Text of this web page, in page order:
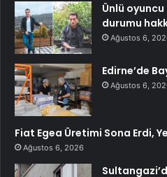
Ünlü
durumu
Ağustos 6,
Edirne’de
Ağustos 6,
Fiat Egea Üretimi Sona Erdi,
Ağustos 6, 2026